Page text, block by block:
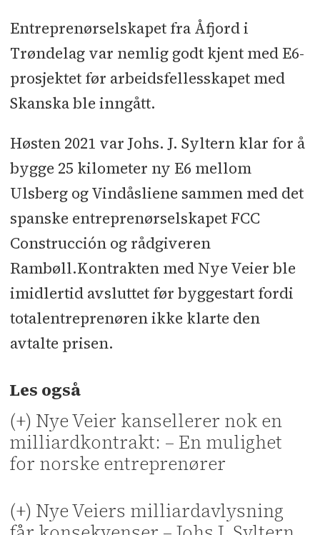
Entreprenørselskapet fra Åfjord i
Trøndelag var nemlig godt kjent med E6-
prosjektet før arbeidsfellesskapet med
Skanska ble inngått.
Høsten 2021 var Johs. J. Syltern klar for å
bygge 25 kilometer ny E6 mellom
Ulsberg og Vindåsliene sammen med det
spanske entreprenørselskapet FCC
Construcción og rådgiveren
Rambøll.Kontrakten med Nye Veier ble
imidlertid avsluttet før byggestart fordi
totalentreprenøren ikke klarte den
avtalte prisen.
Les også
(+) Nye Veier kansellerer nok en
milliardkontrakt: – En mulighet
for norske entreprenører
(+) Nye Veiers milliardavlysning